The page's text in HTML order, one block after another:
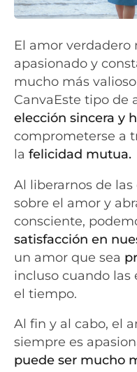
El amor verdadero
apasionado y
mucho más
CanvaEste tipo de
elección sincera y
comprometerse a
la felicidad mutua.
Al liberarnos de
sobre el amor y
consciente,
satisfacción en
un amor que sea
incluso cuando las
el tiempo.
Al fin y al cabo, el
siempre es
puede ser mucho